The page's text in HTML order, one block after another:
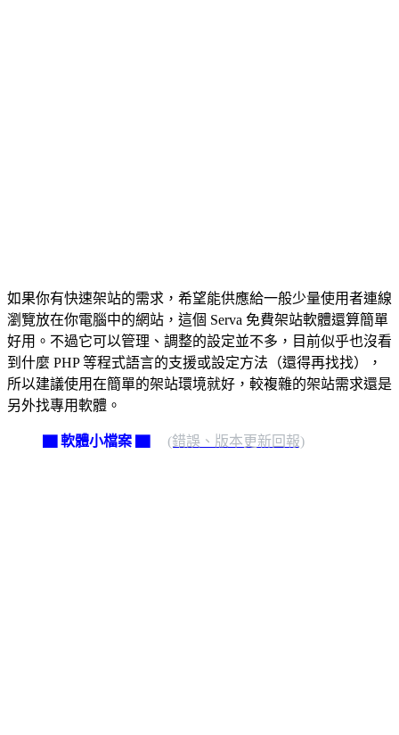
如果你有快速架站的需求，希望能供應給一般少量使用者連線
瀏覽放在你電腦中的網站，這個 Serva 免費架站軟體還算簡單
好用。不過它可以管理、調整的設定並不多，目前似乎也沒看
到什麼 PHP 等程式語言的支援或設定方法（還得再找找），
所以建議使用在簡單的架站環境就好，較複雜的架站需求還是
另外找專用軟體。
▇ 軟體小檔案 ▇ (錯誤、版本更新回報)